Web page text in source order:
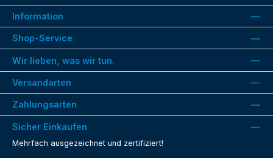
Information
Shop-Service
Wir lieben, was wir tun.
Versandarten
Zahlungsarten
Sicher Einkaufen
Mehrfach ausgezeichnet und zertifiziert!